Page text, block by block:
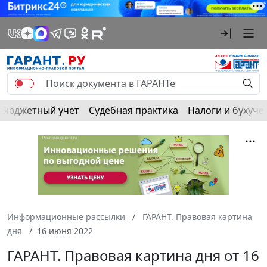
Бюджетный учет Судебная практика Налоги и
Информационные рассылки
ГАРАНТ. Правовая картина
дня
16 июня 2022
ГАРАНТ. Правовая картина дня от 16